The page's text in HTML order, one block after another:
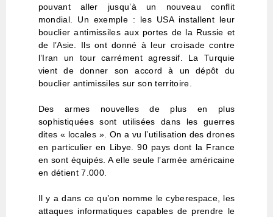
pouvant aller jusqu’à un nouveau conflit
mondial. Un exemple : les USA installent leur
bouclier antimissiles aux portes de la Russie et
de l’Asie. Ils ont donné à leur croisade contre
l’Iran un tour carrément agressif. La Turquie
vient de donner son accord à un dépôt du
bouclier antimissiles sur son territoire.
Des armes nouvelles de plus en plus
sophistiquées sont utilisées dans les guerres
dites « locales ». On a vu l’utilisation des drones
en particulier en Libye. 90 pays dont la France
en sont équipés. A elle seule l’armée américaine
en détient 7.000.
Il y a dans ce qu’on nomme le cyberespace, les
attaques informatiques capables de prendre le